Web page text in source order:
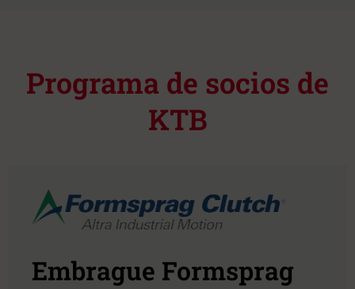
Programa de socios de
KTB
Embrague Formsprag